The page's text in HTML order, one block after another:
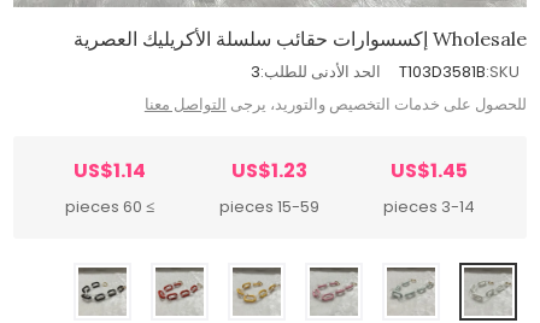
Wholesale إكسسوارات حقائب سلسلة الأكريليك العصرية
SKU:
T103D3581B الحد الأدنى للطلب:3
للحصول على خدمات التخصيص والتوريد، يرجى التواصل معنا
US$1.45
3-14 pieces
US$1.23
15-59 pieces
US$1.14
≥ 60 pieces